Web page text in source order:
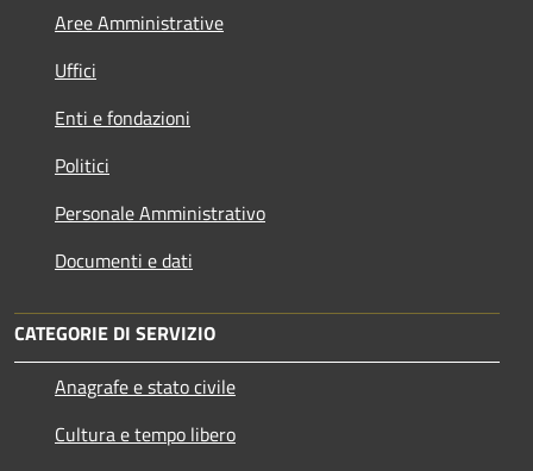
Aree Amministrative
Uffici
Enti e fondazioni
Politici
Personale Amministrativo
Documenti e dati
CATEGORIE DI SERVIZIO
Anagrafe e stato civile
Cultura e tempo libero